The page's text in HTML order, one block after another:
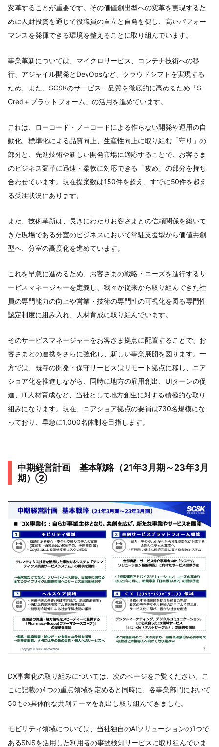
変革することが重要です。その価値創出型への変革を実現するた
めに人財投資を通じて役職員の自立と自発を促し、高いパフォー
マンスを発揮できる環境を整えることに取り組んでいます。
事業革新については、マイクロサービス、コンテナ技術への移
行、アジャイル開発とDevOpsなど、クラウドシフトを実現する
ため、また、SCSKのサービス・品質を徹底的に高めるため「S-
Cred＋プラットフォーム」の活用を進めています。
これは、ローコード・ノーコードによる作らない開発や運用の自
動化、標準化による品質向上、生産性向上に取り組む「守り」の
部分と、先進技術や新しい開発市場に適応することで、お客さま
のビジネス変革に迅速・柔軟に対応できる「攻め」の部分を持ち
合わせています。現在提案数は150件を超え、すでに50件を超え
る受注状況にあります。
また、技術革新は、長きにわたりお客さまとの信頼関係を築いて
きた現場である分室のビジネスにおいて常駐支援型から価値共創
型へ、分室の高度化を進めています。
これを早急に進めるため、お客さまの戦略・ニーズを進行するサ
ービスマネージャーを定義し、我々が従来から取り組んできた社
員の専門能力の向上や営業・技術の専門性の可視化を図る専門性
認定制度に組み入れ、人材育成に取り組んでいます。
そのサービスマネージャーをお客さま拠点に配置することで、お
客さまとの連携をさらに強化し、新しい事業展開を図ります。一
方では、既存の開発・保守サービスはリモート拠点に移し、ニア
ショア化を推進しながら、同時に地方の雇用創出、UIターンの促
進、IT人材育成など、当社として地方創生に対する積極的な取り
組みになります。現在、ニアショア拠点の要員は730名規模にな
っており、早急に1,000名体制を目指します。
中期経営計画 基本戦略（21年3月期～23年3月
期）②
DX事業化の取り組みについては、次のページをご覧ください。こ
こに記載の4つの重点領域を定めると同時に、各事業部門において
50もの具体的な共創テーマを創出し取り組んできました。
モビリティ領域については、当社独自のAIソリューションの1つで
あるSNSを活用した利用者の事故検知サービスに取り組んでいま